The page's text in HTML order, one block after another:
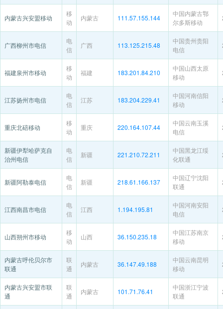
内蒙古兴安盟移动
移
动
内蒙古 111.57.155.144
中国内蒙古鄂
尔多斯移动
广西柳州市电信
电
信
广西 113.125.215.48
中国贵州贵阳
电信
福建泉州市移动
移
动
福建 183.201.84.210
中国山西太原
移动
江苏扬州市电信
电
信
江苏 183.204.229.41
中国河南信阳
移动
重庆北碚移动
移
动
重庆 220.164.107.44
中国云南玉溪
电信
新疆伊犁哈萨克自
治州电信
电
信
新疆 221.210.72.211
中国黑龙江绥
化联通
新疆阿勒泰电信
电
信
新疆 218.61.166.137
中国辽宁沈阳
联通
江西南昌市电信
电
信
江西 1.194.195.81
中国河南安阳
电信
山西朔州市移动
移
动
山西 36.150.235.18
中国江苏南京
移动
内蒙古呼伦贝尔市
联通
联
通
内蒙古 36.147.49.188
中国云南昆明
移动
内蒙古兴安盟市联
通
联
通
内蒙古 101.71.76.41
中国浙江宁波
联通